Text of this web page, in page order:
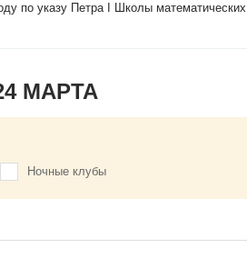
по указу Петра I Школы
МАРТА
Ночные клубы